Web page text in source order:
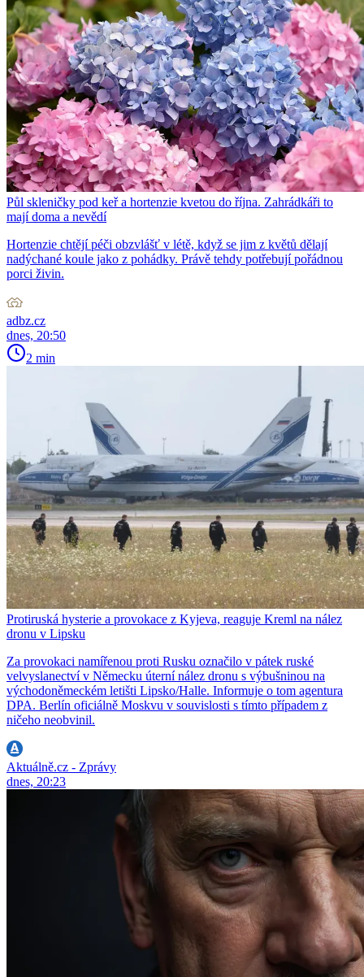
Půl skleničky pod keř a hortenzie kvetou do října. Zahrádkáři to
mají doma a nevědí
Hortenzie chtějí péči obzvlášť v létě, když se jim z květů dělají
nadýchané koule jako z pohádky. Právě tehdy potřebují pořádnou
porci živin.
adbz.cz
dnes, 20:50
2 min
Protiruská hysterie a provokace z Kyjeva, reaguje Kreml na nález
dronu v Lipsku
Za provokaci namířenou proti Rusku označilo v pátek ruské
velvyslanectví v Německu úterní nález dronu s výbušninou na
východoněmeckém letišti Lipsko/Halle. Informuje o tom agentura
DPA. Berlín oficiálně Moskvu v souvislosti s tímto případem z
ničeho neobvinil.
Aktuálně.cz - Zprávy
dnes, 20:23